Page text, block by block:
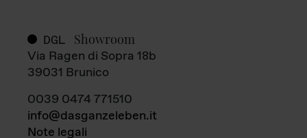
DGL Showroom
Via Ragen di Sopra 18b
39031 Brunico
0039 0474 771510
info@dasganzeleben.it
Note legali